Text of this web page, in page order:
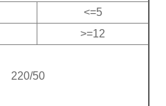
<=5
>=12
220/50